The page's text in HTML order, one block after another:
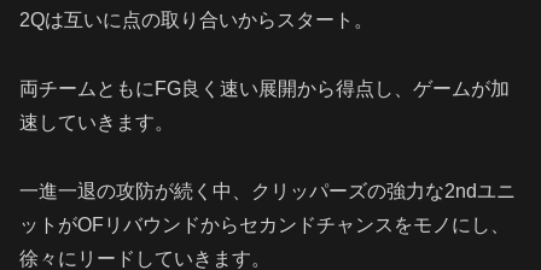
2Qは互いに点の取り合いからスタート。
両チームともにFG良く速い展開から得点し、ゲームが加
速していきます。
一進一退の攻防が続く中、クリッパーズの強力な2ndユニ
ットがOFリバウンドからセカンドチャンスをモノにし、
徐々にリードしていきます。